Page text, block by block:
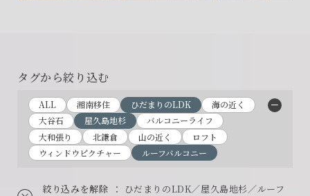
タグから絞り込む
ALL 湘南移住 ひだまりのLDK
海の近く
大谷石
屋久島地杉
バルコニーライフ
大和張り
北鎌倉 山の近く
ロフト
ウィンドウピクチャー
ルーフバルコニー
絞り込みを解除 ： ひだまりのLDK／屋久島地杉／ルーフ